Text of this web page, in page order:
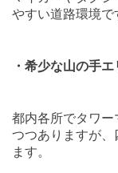
やすい道路環境で
・希少な山の手エ
都内各所でタワー
つつありますが
ます。